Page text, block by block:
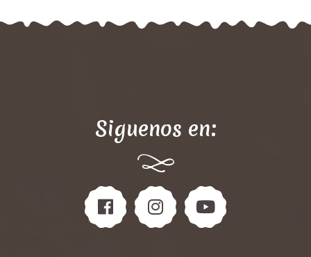
Siguenos en: